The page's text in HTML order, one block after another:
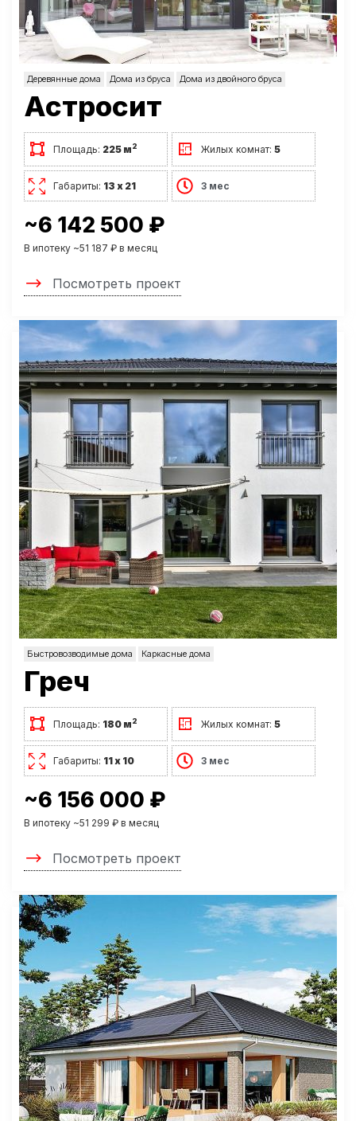
Деревянные дома Дома из бруса Дома из двойного бруса
Астросит
Площадь: 225 м2 Жилых комнат:5
Габариты: 13 х 21 3 мес
~6 142 500 ₽
В ипотеку ~51 187 ₽ в месяц
Посмотреть проект
Быстровозводимые дома Каркасные дома
Греч
Площадь: 180 м2 Жилых комнат:5
Габариты: 11 х 10 3 мес
~6 156 000 ₽
В ипотеку ~51 299 ₽ в месяц
Посмотреть проект